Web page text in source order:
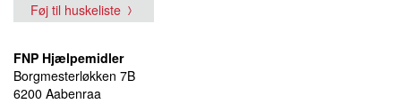
Føj til huskeliste
FNP Hjælpemidler
Borgmesterløkken 7B
6200 Aabenraa